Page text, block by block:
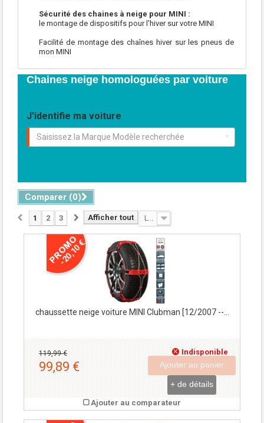
Sécurité des chaines à neige pour MINI :
le montage de dispositifs pour l'hiver sur votre MINI
Facilité de montage des chaînes hiver sur les pneus de
mon MINI
Chaines neige homologuées par voiture
J'identifie ma voiture
Saisissez la Marque Modèle recherchée
Comparer (0)
Afficher tout
1 2 3 Le moins cher
-20,10 €
chaussette neige voiture MINI Clubman [12/2007 --...
Indisponible
119,99 €
99,89 € Ajouter au panier
+ de détails
Ajouter au comparateur